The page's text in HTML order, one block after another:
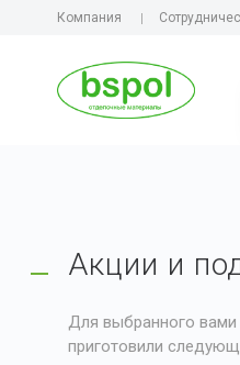
Компания
Акции и
Для выбранного
приготовили